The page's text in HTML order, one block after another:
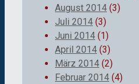
August 2014 (3)
Juli 2014 (3)
Juni 2014 (1)
April 2014 (3)
März 2014 (2)
Februar 2014 (4)